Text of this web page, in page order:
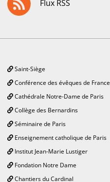
Flux RSS
Saint-Siège
Conférence des évêques de France
Cathédrale Notre-Dame de Paris
Collège des Bernardins
Séminaire de Paris
Enseignement catholique de Paris
Institut Jean-Marie Lustiger
Fondation Notre Dame
Chantiers du Cardinal